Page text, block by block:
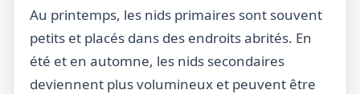
Au printemps, les nids primaires sont souvent
petits et placés dans des endroits abrités. En
été et en automne, les nids secondaires
deviennent plus volumineux et peuvent être